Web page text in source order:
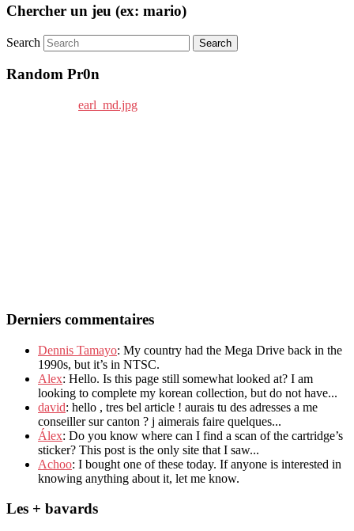
Chercher un jeu (ex: mario)
Search
Random Pr0n
Derniers commentaires
Dennis Tamayo: My country had the Mega Drive back in the
1990s, but it’s in NTSC.
Alex: Hello. Is this page still somewhat looked at? I am
looking to complete my korean collection, but do not have...
david: hello , tres bel article ! aurais tu des adresses a me
conseiller sur canton ? j aimerais faire quelques...
Álex: Do you know where can I find a scan of the cartridge’s
sticker? This post is the only site that I saw...
Achoo: I bought one of these today. If anyone is interested in
knowing anything about it, let me know.
Les + bavards